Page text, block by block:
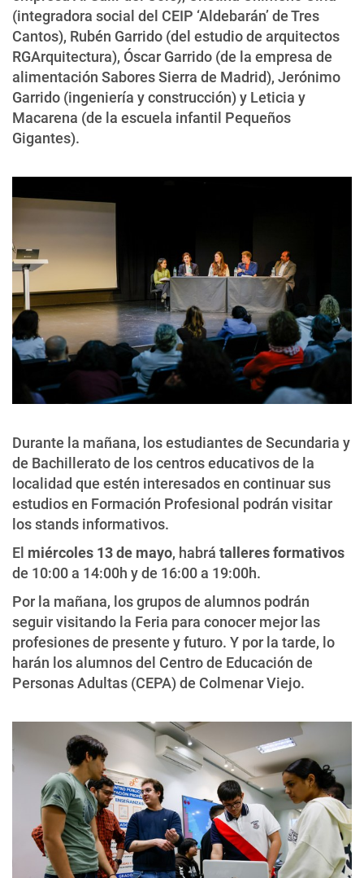
(integradora social del CEIP ‘Aldebarán’ de Tres
Cantos), Rubén Garrido (del estudio de arquitectos
RGArquitectura), Óscar Garrido (de la empresa de
alimentación Sabores Sierra de Madrid), Jerónimo
Garrido (ingeniería y construcción) y Leticia y
Macarena (de la escuela infantil Pequeños
Gigantes).
Durante la mañana, los estudiantes de Secundaria y
de Bachillerato de los centros educativos de la
localidad que estén interesados en continuar sus
estudios en Formación Profesional podrán visitar
los stands informativos.
El miércoles 13 de mayo, habrá talleres formativos
de 10:00 a 14:00h y de 16:00 a 19:00h.
Por la mañana, los grupos de alumnos podrán
seguir visitando la Feria para conocer mejor las
profesiones de presente y futuro. Y por la tarde, lo
harán los alumnos del Centro de Educación de
Personas Adultas (CEPA) de Colmenar Viejo.